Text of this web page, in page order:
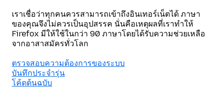
เราเชื่อว่าทุกคนควรสามารถเข้าถึงอินเทอร์เน็ตได้ ภาษา
ของคุณจึงไม่ควรเป็นอุปสรรค นั่นคือเหตุผลที่เราทำให้
Firefox มีให้ใช้ในกว่า 90 ภาษาโดยได้รับความช่วยเหลือ
จากอาสาสมัครทั่วโลก
ตรวจสอบความต้องการของระบบ
บันทึกประจำรุ่น
โค้ดต้นฉบับ